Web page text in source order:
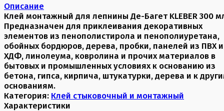
Описание
Клей монтажный для лепнины Де-Багет KLEBER 300
Предназначен для приклеивания декоративных
элементов из пенополистирола и пенополиуретана,
обойных бордюров, дерева, пробки, панелей из ПВХ и
ХДФ, линолеума, ковролина и прочих материалов в
бытовых и промышленных условиях к основанию из
бетона, гипса, кирпича, штукатурки, дерева и к
основаниям.
Категория: Клей стыковочный и монтажный
Характеристики